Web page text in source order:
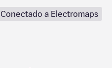
Conectado a Electromaps